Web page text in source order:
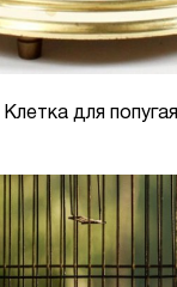
Клетка для попугая